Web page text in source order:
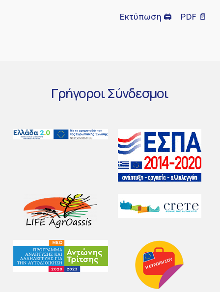
Εκτύπωση 🖨 PDF 📄
ΓρήγοροιΣύνδεσμοι